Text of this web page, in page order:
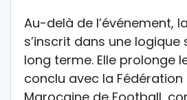
Au-delà de l’événement,
s’inscrit dans une
long terme. Elle prolonge
conclu avec la Fédération